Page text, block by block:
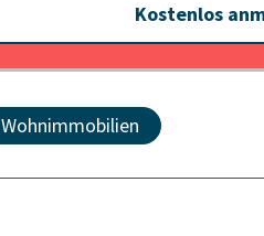
Kostenlos
Wohnimmobilien